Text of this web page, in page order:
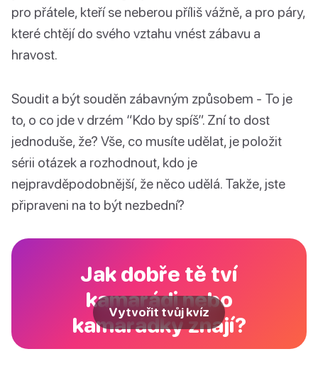
pro přátele, kteří se neberou příliš vážně, a pro páry,
které chtějí do svého vztahu vnést zábavu a
hravost.
Soudit a být souděn zábavným způsobem - To je
to, o co jde v drzém “Kdo by spíš”. Zní to dost
jednoduše, že? Vše, co musíte udělat, je položit
sérii otázek a rozhodnout, kdo je
nejpravděpodobnější, že něco udělá. Takže, jste
připraveni na to být nezbední?
Jak dobře tě tví
kamarádi nebo
kamarádky znají?
Vytvořit tvůj kvíz